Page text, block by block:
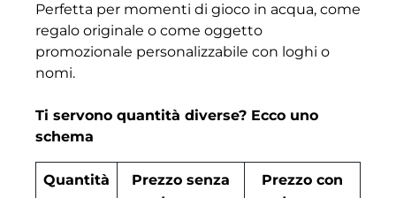
Perfetta per momenti di gioco in acqua, come
regalo originale o come oggetto
promozionale personalizzabile con loghi o
nomi.
Ti servono quantità diverse? Ecco uno
schema
Quantità
Prezzo senza
Prezzo con